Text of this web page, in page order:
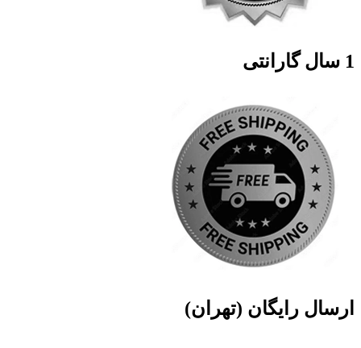
1 سال گارانتی
ارسال رایگان (تهران)